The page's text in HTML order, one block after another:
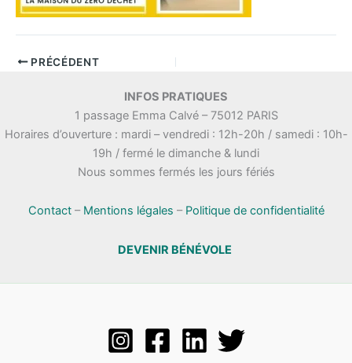
PRÉCÉDENT
INFOS PRATIQUES
1 passage Emma Calvé – 75012 PARIS
Horaires d’ouverture : mardi – vendredi : 12h-20h / samedi : 10h-
19h / fermé le dimanche & lundi
Nous sommes fermés les jours fériés
Contact– Mentions légales – Politique de confidentialité
DEVENIR BÉNÉVOLE